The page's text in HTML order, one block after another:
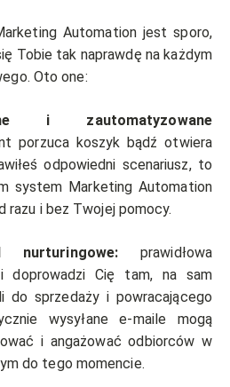
Automation jest sporo,
Tobie tak naprawdę na każdym
Oto one:
i zautomatyzowane
porzuca koszyk bądź otwiera
odpowiedni scenariusz, to
system Marketing Automation
razu i bez Twojej pomocy.
nurturingowe: prawidłowa
doprowadzi Cię tam, na sam
do sprzedaży i powracającego
wysyłane e-maile mogą
i angażować odbiorców w
do tego momencie.